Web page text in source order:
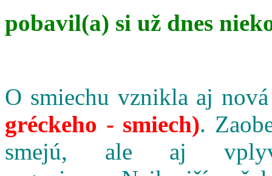
pobavil(a) si už dnes
O smiechu vznikla aj
gréckeho - smiech).
smejú, ale aj